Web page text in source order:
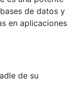
de datos y
en aplicaciones
de su